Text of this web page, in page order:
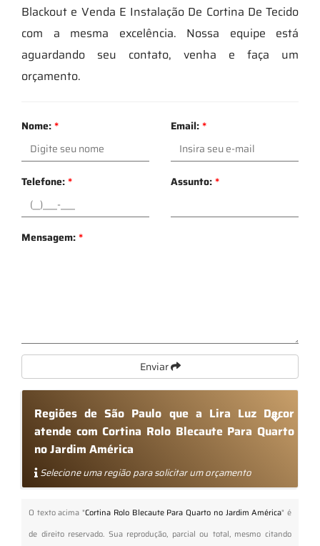
Blackout e Venda E Instalação De Cortina De Tecido
com a mesma excelência. Nossa equipe está
aguardando seu contato, venha e faça um
orçamento.
Nome:* Email:*
Telefone:* Assunto:*
Mensagem:*
Enviar
Regiões de São Paulo que a Lira Luz Decor
atende com Cortina Rolo Blecaute Para Quarto
no Jardim América
Selecione uma região para solicitar um orçamento
O texto acima "Cortina Rolo Blecaute Para Quarto no Jardim América" é
de direito reservado. Sua reprodução, parcial ou total, mesmo citando